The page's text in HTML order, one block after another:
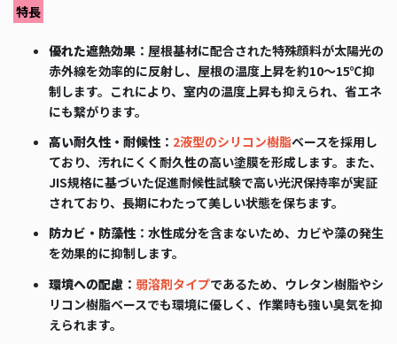
特長
優れた遮熱効果 ：屋根基材に配合された特殊顔料が太陽光の
赤外線を効率的に反射し、屋根の温度上昇を約10～15℃抑
制します。これにより、室内の温度上昇も抑えられ、省エネ
にも繋がります。
高い耐久性・耐候性： 2液型のシリコン樹脂ベースを採用し
ており、汚れにくく耐久性の高い塗膜を形成します。また、
JIS規格に基づいた促進耐候性試験で高い光沢保持率が実証
されており、長期にわたって美しい状態を保ちます。
防カビ・防藻性：水性成分を含まないため、カビや藻の発生
を効果的に抑制します。
環境への配慮 ： 弱溶剤タイプであるため、ウレタン樹脂やシ
リコン樹脂ベースでも環境に優しく、作業時も強い臭気を抑
えられます。